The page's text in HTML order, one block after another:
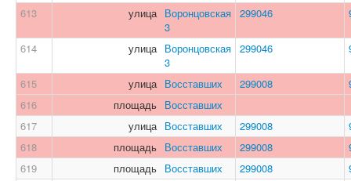
613 улица Воронцовская
3
299046
614 улица Воронцовская
3
299046
615 улица Восставших 299008
616
площадь Восставших
617
улица Восставших 299008
618
площадь Восставших 299008
619
площадь Восставших 299008